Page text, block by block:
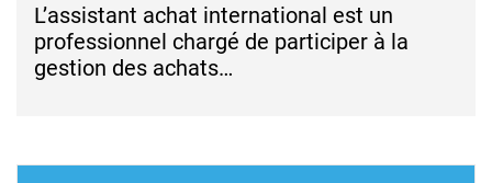
L’assistant achat international est un
professionnel chargé de participer à la
gestion des achats…